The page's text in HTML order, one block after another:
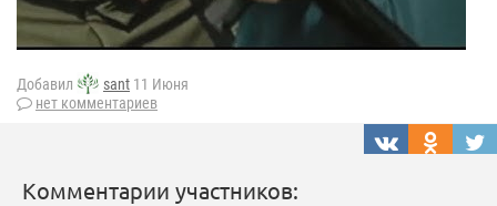
Добавил sant 11 Июня
нет комментариев
Комментарии участников: